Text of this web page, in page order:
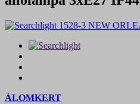
ÁLOMKERT